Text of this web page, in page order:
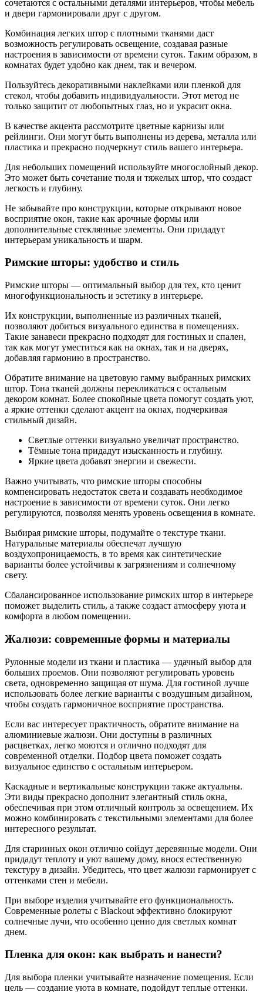
сочетаются с остальными деталями интерьеров, чтобы мебель
и двери гармонировали друг с другом.
Комбинация легких штор с плотными тканями даст
возможность регулировать освещение, создавая разные
настроения в зависимости от времени суток. Таким образом, в
комнатах будет удобно как днем, так и вечером.
Пользуйтесь декоративными наклейками или пленкой для
стекол, чтобы добавить индивидуальности. Этот метод не
только защитит от любопытных глаз, но и украсит окна.
В качестве акцента рассмотрите цветные карнизы или
рейлинги. Они могут быть выполнены из дерева, металла или
пластика и прекрасно подчеркнут стиль вашего интерьера.
Для небольших помещений используйте многослойный декор.
Это может быть сочетание тюля и тяжелых штор, что создаст
легкость и глубину.
Не забывайте про конструкции, которые открывают новое
восприятие окон, такие как арочные формы или
дополнительные стеклянные элементы. Они придадут
интерьерам уникальность и шарм.
Римские шторы: удобство и стиль
Римские шторы — оптимальный выбор для тех, кто ценит
многофункциональность и эстетику в интерьере.
Их конструкции, выполненные из различных тканей,
позволяют добиться визуального единства в помещениях.
Такие занавеси прекрасно подходят для гостиных и спален,
так как могут уместиться как на окнах, так и на дверях,
добавляя гармонию в пространство.
Обратите внимание на цветовую гамму выбранных римских
штор. Тона тканей должны перекликаться с остальным
декором комнат. Более спокойные цвета помогут создать уют,
а яркие оттенки сделают акцент на окнах, подчеркивая
стильный дизайн.
Светлые оттенки визуально увеличат пространство.
Тёмные тона придадут изысканность и глубину.
Яркие цвета добавят энергии и свежести.
Важно учитывать, что римские шторы способны
компенсировать недостаток света и создавать необходимое
настроение в зависимости от времени суток. Они легко
регулируются, позволяя менять уровень освещения в комнате.
Выбирая римские шторы, подумайте о текстуре ткани.
Натуральные материалы обеспечат лучшую
воздухопроницаемость, в то время как синтетические
варианты более устойчивы к загрязнениям и солнечному
свету.
Сбалансированное использование римских штор в интерьере
поможет выделить стиль, а также создаст атмосферу уюта и
комфорта в любом помещении.
Жалюзи: современные формы и материалы
Рулонные модели из ткани и пластика — удачный выбор для
больших проемов. Они позволяют регулировать уровень
света, одновременно защищая от шума. Для гостиной лучше
использовать более легкие варианты с воздушным дизайном,
чтобы создать гармоничное восприятие пространства.
Если вас интересует практичность, обратите внимание на
алюминиевые жалюзи. Они доступны в различных
расцветках, легко моются и отлично подходят для
современной отделки. Подбор цвета поможет создать
визуальное единство с остальным интерьером.
Каскадные и вертикальные конструкции также актуальны.
Эти виды прекрасно дополнит элегантный стиль окна,
обеспечивая при этом отличный контроль за освещением. Их
можно комбинировать с текстильными элементами для более
интересного результат.
Для старинных окон отлично сойдут деревянные модели. Они
придадут теплоту и уют вашему дому, внося естественную
текстуру в дизайн. Убедитесь, что цвет жалюзи гармонирует с
оттенками стен и мебели.
При выборе изделия учитывайте его функциональность.
Современные ролеты с Blackout эффективно блокируют
солнечные лучи, что особенно ценно для светлых комнат
днем.
Пленка для окон: как выбрать и нанести?
Для выбора пленки учитывайте назначение помещения. Если
цель — создание уюта в комнате, подойдут теплые оттенки.